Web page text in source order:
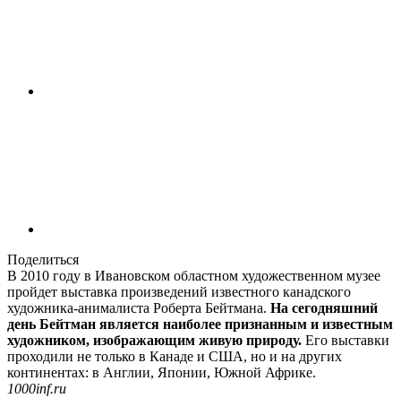
Поделиться
В 2010 году в Ивановском областном художественном музее
пройдет выставка произведений известного канадского
художника-анималиста Роберта Бейтмана. На сегодняшний
день Бейтман является наиболее признанным и известным
художником, изображающим живую природу. Его выставки
проходили не только в Канаде и США, но и на других
континентах: в Англии, Японии, Южной Африке.
1000inf.ru